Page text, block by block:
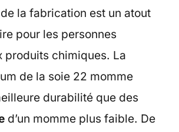
la fabrication est un atout
pour les personnes
produits chimiques. La
de la soie 22 momme
durabilité que des
d’un momme plus faible. De